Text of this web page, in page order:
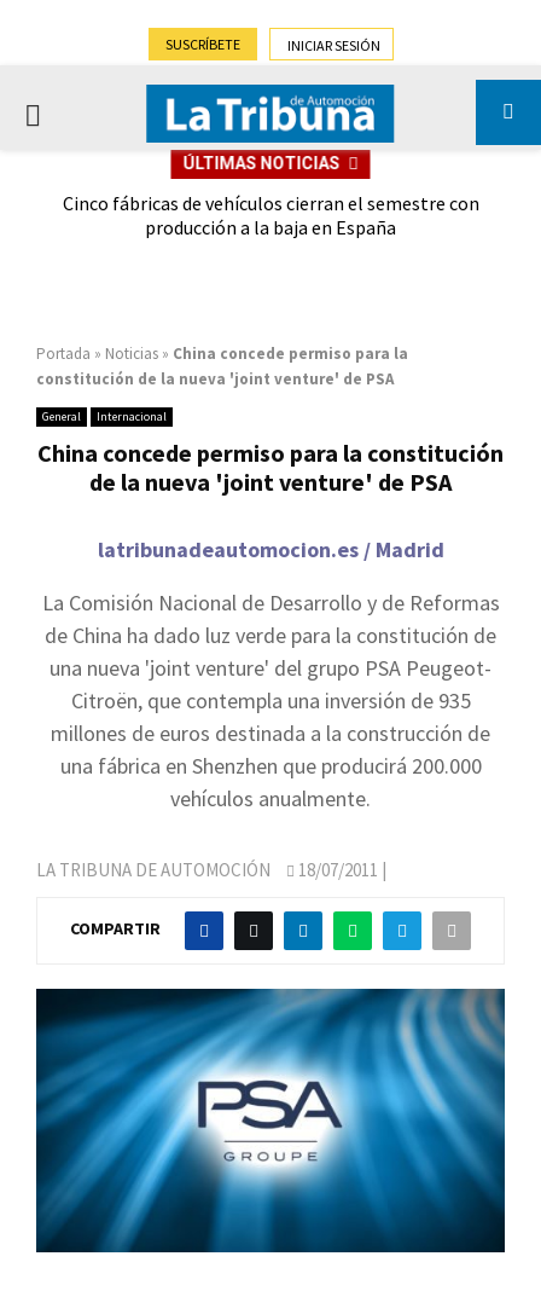
SUSCRÍBETE INICIAR SESIÓN
PRIMARY
ÚLTIMAS NOTICIAS
Cinco fábricas de vehículos cierran el semestre con
producción a la baja en España
Portada » Noticias » China concede permiso para la
constitución de la nueva 'joint venture' de PSA
General Internacional
China concede permiso para la constitución
de la nueva 'joint venture' de PSA
latribunadeautomocion.es / Madrid
La Comisión Nacional de Desarrollo y de Reformas
de China ha dado luz verde para la constitución de
una nueva 'joint venture' del grupo PSA Peugeot-
Citroën, que contempla una inversión de 935
millones de euros destinada a la construcción de
una fábrica en Shenzhen que producirá 200.000
vehículos anualmente.
LA TRIBUNA DE AUTOMOCIÓN 18/07/2011 |
COMPARTIR